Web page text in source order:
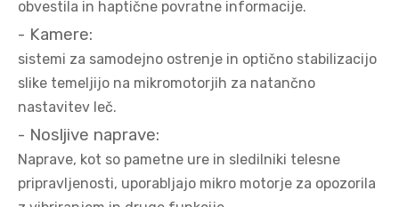
obvestila in haptične povratne informacije.
- Kamere:
sistemi za samodejno ostrenje in optično stabilizacijo
slike temeljijo na mikromotorjih za natančno
nastavitev leč.
- Nosljive naprave:
Naprave, kot so pametne ure in sledilniki telesne
pripravljenosti, uporabljajo mikro motorje za opozorila